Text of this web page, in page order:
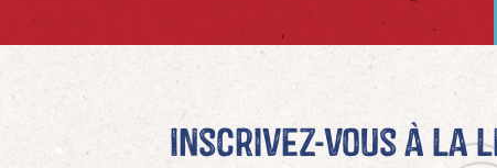
Inscrivez-vous à La